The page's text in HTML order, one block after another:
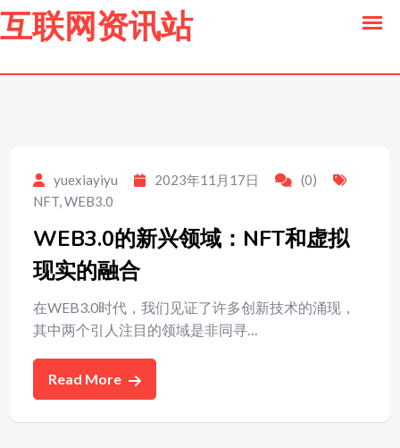
content
互联网资讯站
yuexiayiyu 2023年11月17日
(0)
NFT,WEB3.0
WEB3.0的新兴领域：NFT和虚拟
现实的融合
在WEB3.0时代，我们见证了许多创新技术的涌现，
其中两个引人注目的领域是非同寻…
Read More